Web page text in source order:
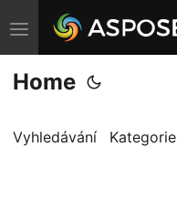
P
ř
e
n
Home
Vyhledávání Kategorie